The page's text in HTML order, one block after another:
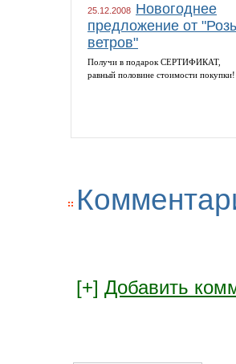
25.12.2008 Новогоднее
предложение от
ветров"
Получи в подарок СЕРТИФИКАТ,
равный половине стоимости покупки!
[+] Добавить